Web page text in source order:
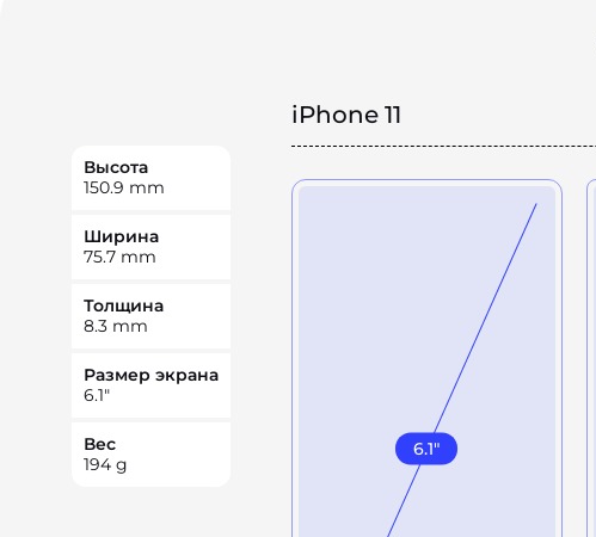
iPhone 11
Высота
150.9 mm
Ширина
75.7 mm
Толщина
8.3 mm
Размер экрана
6.1"
Вес
194 g
6.1"